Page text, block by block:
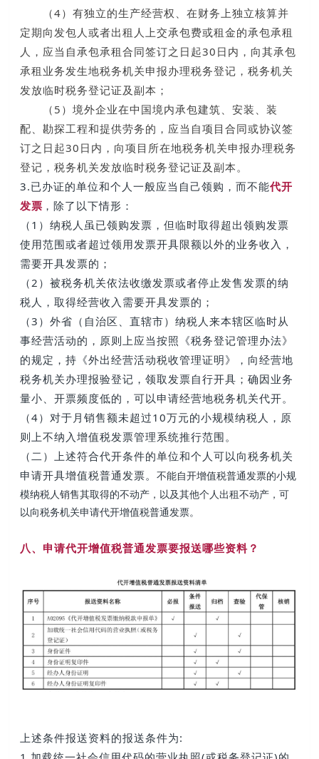
（4）有独立的生产经营权、在财务上独立核算并
定期向发包人或者出租人上交承包费或租金的承包承租
人，应当自承包承租合同签订之日起30日内，向其承包
承租业务发生地税务机关申报办理税务登记，税务机关
发放临时税务登记证及副本；
（5）境外企业在中国境内承包建筑、安装、装
配、勘探工程和提供劳务的，应当自项目合同或协议签
订之日起30日内，向项目所在地税务机关申报办理税务
登记，税务机关发放临时税务登记证及副本。
3.已办证的单位和个人一般应当自己领购，而不能代开
发票 ，除了以下情形：
（1）纳税人虽已领购发票，但临时取得超出领购发票
使用范围或者超过领用发票开具限额以外的业务收入，
需要开具发票的；
（2）被税务机关依法收缴发票或者停止发售发票的纳
税人，取得经营收入需要开具发票的；
（3）外省（自治区、直辖市）纳税人来本辖区临时从
事经营活动的，原则上应当按照《税务登记管理办法》
的规定，持《外出经营活动税收管理证明》，向经营地
税务机关办理报验登记，领取发票自行开具；确因业务
量小、开票频度低的，可以申请经营地税务机关代开。
（4） 对于月销售额未超过10万元的小规模纳税人，原
则上不纳入增值税发票管理系统推行范围。
（二）上述符合代开条件的单位和个人可以向税务机关
申请开具增值税普通发票。不能自开增值税普通发票的小规
模纳税人销售其取得的不动产，以及其他个人出租不动产，可
以向税务机关申请代开增值税普通发票。
八、申请代开增值税普通发票要报送哪些资料？
上述条件报送资料的报送条件为: